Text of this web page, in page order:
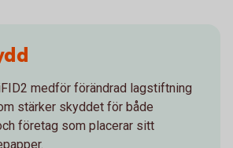
medför förändrad lagstiftning
stärker skyddet för både
företag som placerar sitt